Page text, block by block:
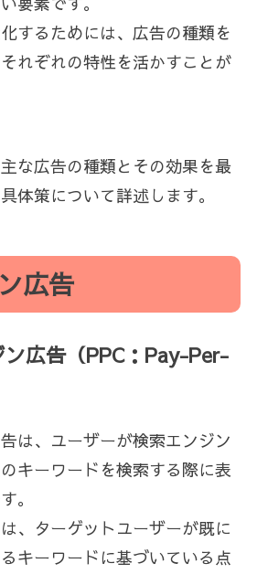
するためには、広告の種類を
れぞれの特性を活かすことが
な広告の種類とその効果を最
体策について詳述します。
広告
広告（PPC：Pay-Per-
は、ユーザーが検索エンジン
キーワードを検索する際に表
。
、ターゲットユーザーが既に
キーワードに基づいている点